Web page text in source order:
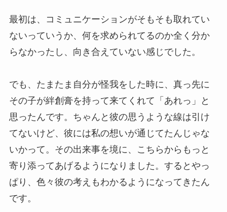
最初は、コミュニケーションがそもそも取れてい
ないっていうか、何を求められてるのか全く分か
らなかったし、向き合えていない感じでした。
でも、たまたま自分が怪我をした時に、真っ先に
その子が絆創膏を持って来てくれて「あれっ」と
思ったんです。ちゃんと彼の思うような線は引け
てないけど、彼には私の想いが通じてたんじゃな
いかって。その出来事を境に、こちらからもっと
寄り添ってあげるようになりました。するとやっ
ぱり、色々彼の考えもわかるようになってきたん
です。